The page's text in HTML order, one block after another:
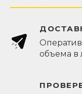
объема